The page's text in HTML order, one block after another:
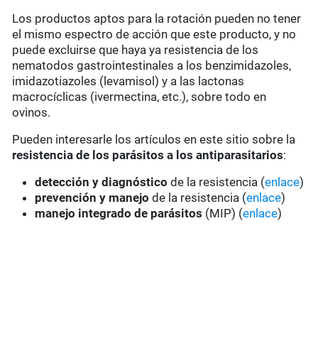
Los productos aptos para la rotación pueden no tener
el mismo espectro de acción que este producto, y no
puede excluirse que haya ya resistencia de los
nematodos gastrointestinales a los benzimidazoles,
imidazotiazoles (levamisol) y a las lactonas
macrocíclicas (ivermectina, etc.), sobre todo en
ovinos.
Pueden interesarle los artículos en este sitio sobre la
resistencia de los parásitos a los antiparasitarios:
detección y diagnóstico de la resistencia (enlace)
prevención y manejo de la resistencia (enlace)
manejo integrado de parásitos (MIP) (enlace)